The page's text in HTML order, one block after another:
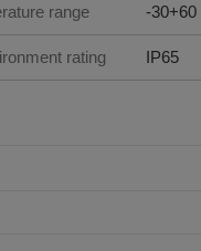
range -30+60
rating IP65